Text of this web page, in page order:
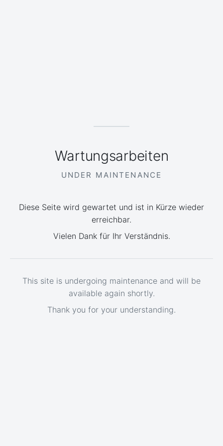
Wartungsarbeiten
UNDER MAINTENANCE
Diese Seite wird gewartet und ist in Kürze wieder
erreichbar.
Vielen Dank für Ihr Verständnis.
This site is undergoing maintenance and will be
available again shortly.
Thank you for your understanding.